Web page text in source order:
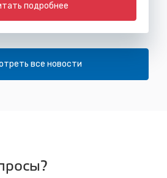
подробнее
все новости